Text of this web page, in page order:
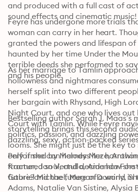
and produced with a full cast of
sound effects and cinematic music!
Feyre has undergone more trials
woman can carry in her heart.
granted the powers and lifespan of
haunted by her time Under the
terrible deeds she performed to
and his people.
As her marriage to Tamlin
hollowness and nightmares
herself split into two different
her bargain with Rhysand, High
Night Court, and one who lives out
Court with Tamlin. While Feyre
politics, passion, and dazzling
looms. She might just be the key
only if she can harness her
fractured soul, and decide how she
future?and the future of a world in
Bestselling author Sarah J. Maas’s
storytelling brings this second
dazzling, sexy, action-packed
Performed by Melody Muze,
Kramer, Jon Vertullo, Amanda
Gabriel Michael, Megan Dominy,
Adams, Natalie Van Sistine, Alysia